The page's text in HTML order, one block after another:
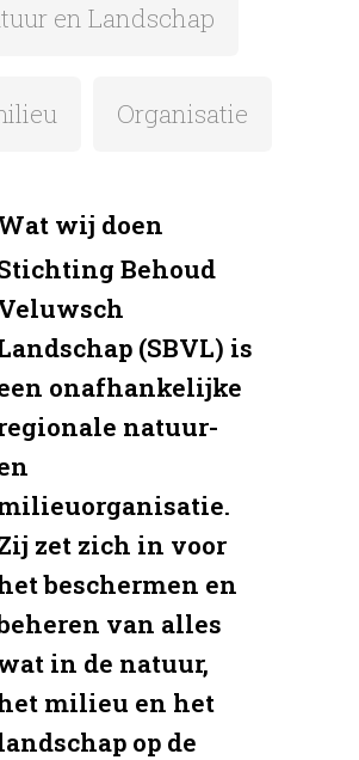
en Landschap
Organisatie
wij doen
Behoud
(SBVL) is
onafhankelijke
natuur-
zet zich in voor
beschermen en
van alles
in de natuur,
milieu en het
op de